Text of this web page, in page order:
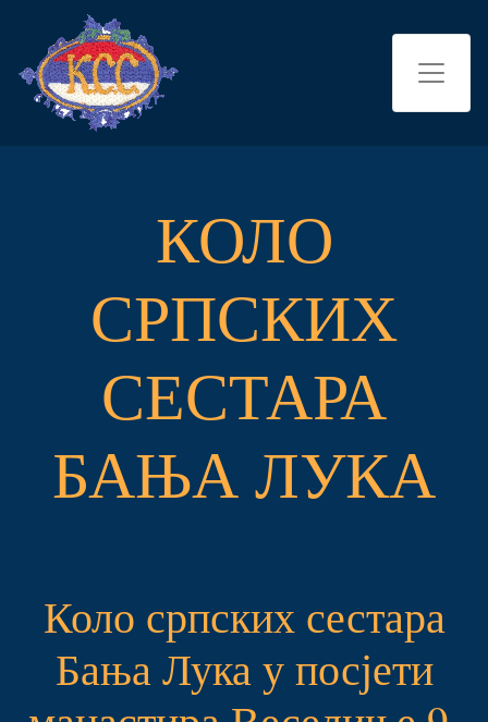
КОЛО
СРПСКИХ
СЕСТАРА
БАЊА ЛУКА
Коло српских сестара
Бања Лука у посјети